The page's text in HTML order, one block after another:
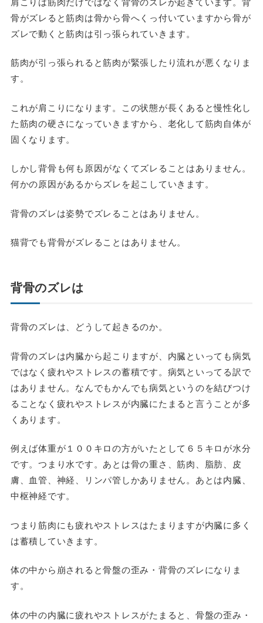
骨がズレると筋肉は骨から骨へくっ付いていますから骨が
ズレで動くと筋肉は引っ張られていきます。
筋肉が引っ張られると筋肉が緊張したり流れが悪くなりま
す。
これが肩こりになります。この状態が長くあると慢性化し
た筋肉の硬さになっていきますから、老化して筋肉自体が
固くなります。
しかし背骨も何も原因がなくてズレることはありません。
何かの原因があるからズレを起こしていきます。
背骨のズレは姿勢でズレることはありません。
猫背でも背骨がズレることはありません。
背骨のズレは
背骨のズレは、どうして起きるのか。
背骨のズレは内臓から起こりますが、内臓といっても病気
ではなく疲れやストレスの蓄積です。病気といってる訳で
はありません。なんでもかんでも病気というのを結びつけ
ることなく疲れやストレスが内臓にたまると言うことが多
くあります。
例えば体重が１００キロの方がいたとして６５キロが水分
です。つまり水です。あとは骨の重さ、筋肉、脂肪、皮
膚、血管、神経、リンパ管しかありません。あとは内臓、
中枢神経です。
つまり筋肉にも疲れやストレスはたまりますが内臓に多く
は蓄積していきます。
体の中から崩されると骨盤の歪み・背骨のズレになりま
す。
体の中の内臓に疲れやストレスがたまると、骨盤の歪み・